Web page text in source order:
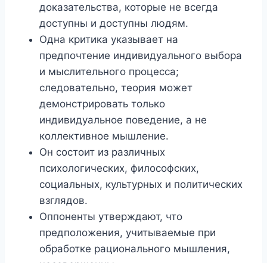
доказательства, которые не всегда
доступны и доступны людям.
Одна критика указывает на
предпочтение индивидуального выбора
и мыслительного процесса;
следовательно, теория может
демонстрировать только
индивидуальное поведение, а не
коллективное мышление.
Он состоит из различных
психологических, философских,
социальных, культурных и политических
взглядов.
Оппоненты утверждают, что
предположения, учитываемые при
обработке рационального мышления,